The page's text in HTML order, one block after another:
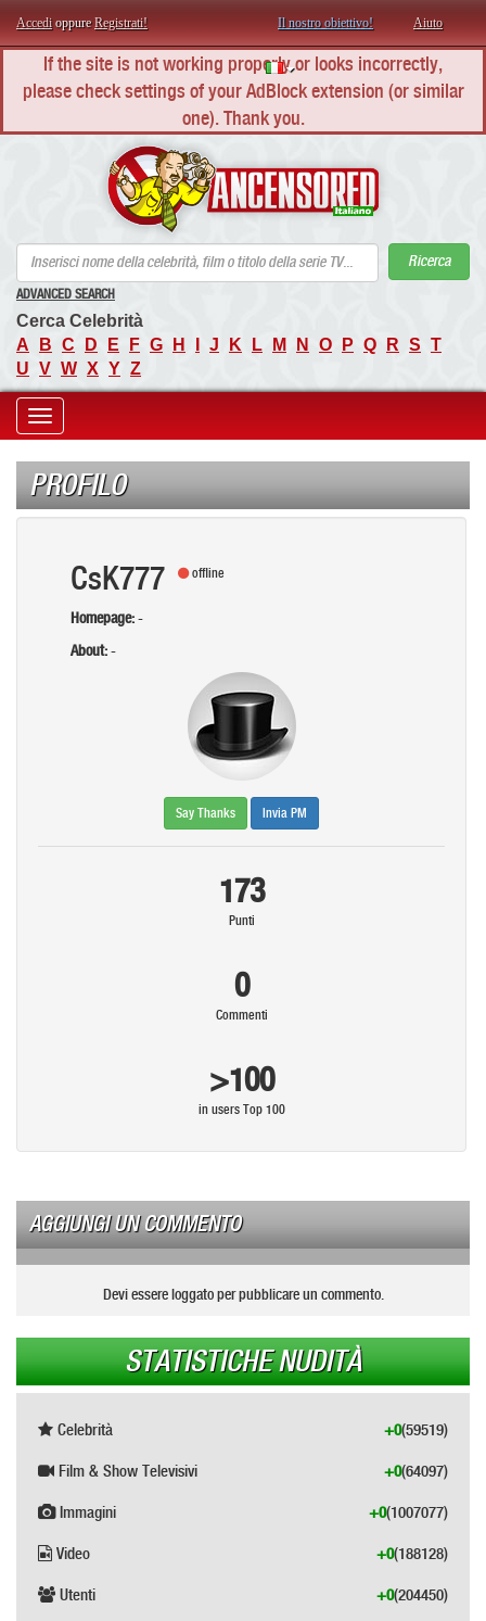
Accedi oppureRegistrati! Il nostro obiettivo! Aiuto
If the site is not working properly or looks incorrectly,
please check settings of your AdBlock extension (or similar
one). Thank you.
Ricerca
ADVANCED SEARCH
Cerca Celebrità
A
B C D E F G H J K L M N O P Q R S T
U V W X Y Z
Toggle
navigation
PROFILO
CsK777 offline
Homepage:-
About:-
Say Thanks Invia PM
173
Punti
0
Commenti
>100
in users Top 100
AGGIUNGI UN COMMENTO
Devi essere loggato per pubblicare un commento.
STATISTICHE NUDITÀ
Celebrità (59519)
+0
Film & Show Televisivi (64097)
+0
Immagini (1007077)
+0
Video (188128)
+0
Utenti (204450)
+0